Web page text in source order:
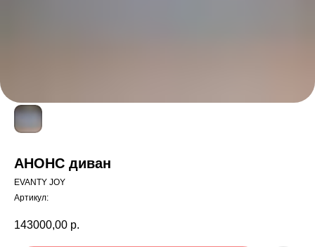
АНОНС диван
EVANTY JOY
Артикул:
143000,00 р.